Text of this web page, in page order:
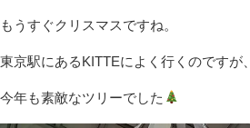
もうすぐクリスマスですね。
東京駅にあるKITTEによく行くのですが、
今年も素敵なツリーでした